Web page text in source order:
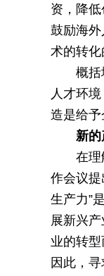
资，降
鼓励海
术的转化
概括
人才环
造是给予
新的
在理
作会议提
生产力”
展新兴
业的转
因此，